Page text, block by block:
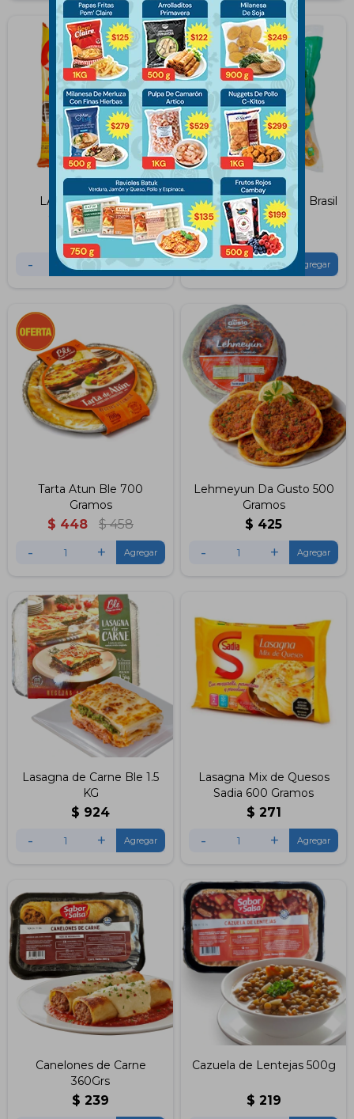
LASAGNA MIX DE
QUESOS 350gr
$ 168
- +
Aros de Cebolla Bem Brasil
x1Kg
$ 315
- +
Tarta Atun Ble 700
Gramos
$ 448 $ 458
- +
Lehmeyun Da Gusto 500
Gramos
$ 425
- +
Lasagna de Carne Ble 1.5
KG
$ 924
- +
Lasagna Mix de Quesos
Sadia 600 Gramos
$ 271
- +
Canelones de Carne
360Grs
$ 239
Cazuela de Lentejas 500g
$ 219